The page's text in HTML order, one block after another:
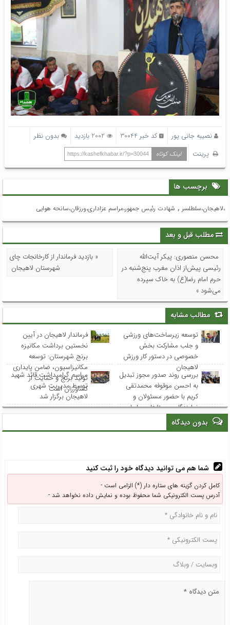
نصیبه جانی پور کد خبر 30044 2002 بازدید
بدون نظر
پرینت
لینک کوتاه https://kashefkhabar.ir/?p=30044
برچسب ها
،لاهیجان،سلطلسر , شهادت رئیس جمهور،مراسم عزاداری،ورزقان،سانحه هوایی
مطلب قبل و بعد
محسن منصوری: پیکر آیت‌الله
رئیسی پیش‌از اذان مغرب پنج‌شنبه در
حرم امام رضا(ع) به خاک سپرده
می‌شود »
« بازدید فرماندار از کارخانجات چای
شهرستان لاهیجان
مطالب مشابه
توسعه زیرساخت‌های ورزشی
و جلب مشارکت بخش
خصوصی در دستور کار ورزش
لاهیجان
فرماندار لاهیجان در آیین
نخستین برداشت مکانیزه
برنج شهرستان: توسعه
مکانیزاسیون، ضامن پایداری
تولید برنج و حمایت از
کشاورزان است
بررسی روند صدور مجوز تبدیل
به احسن موقوفه محمدتقی
کریم با حضور مسئولان و
نمایندگان روستاهای ساحلی
مراسم گرامیداشت قائد شهید
توسط مدیریت شهری
لاهیجان برگزار شد
بدون دیدگاه
شما هم می توانید دیدگاه خود را ثبت کنید
کامل کردن گزینه های ستاره دار (*) الزامی است -
آدرس پست الکترونیکی شما محفوظ بوده و نمایش داده نخواهد شد -